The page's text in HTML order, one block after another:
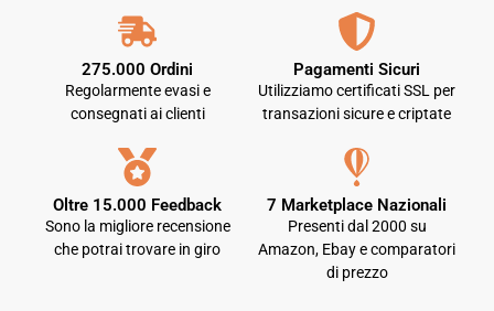
275.000 Ordini
Regolarmente evasi e
consegnati ai clienti
Pagamenti Sicuri
Utilizziamo certificati SSL per
transazioni sicure e criptate
Oltre 15.000 Feedback
Sono la migliore recensione
che potrai trovare in giro
7 Marketplace Nazionali
Presenti dal 2000 su
Amazon, Ebay e comparatori
di prezzo